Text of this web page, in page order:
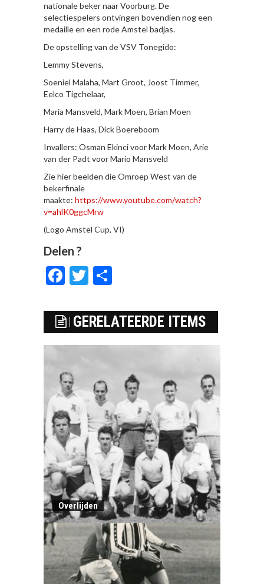
nationale beker naar Voorburg. De
selectiespelers ontvingen bovendien nog een
medaille en een rode Amstel badjas.
De opstelling van de VSV Tonegido:
Lemmy Stevens,
Soeniel Malaha, Mart Groot, Joost Timmer,
Eelco Tigchelaar,
Maria Mansveld, Mark Moen, Brian Moen
Harry de Haas, Dick Boereboom
Invallers: Osman Ekinci voor Mark Moen, Arie
van der Padt voor Mario Mansveld
Zie hier beelden die Omroep West van de
bekerfinale
maakte: https://www.youtube.com/watch?
v=ahlK0ggcMrw
(Logo Amstel Cup, VI)
Delen ?
Facebook
Twitter
GERELATEERDE ITEMS
Overlijden